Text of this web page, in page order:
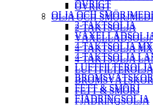
ÖVRIGT
OLJA OCH
2-TAKTSOLJA
4-TAKTSOLJA MX
4-TAKTSOLJA
BROMSVÄTSKOR
FETT & SMÖRJ
FJÄDRINGSOLJA
ÖVRIGT
OLJA OCH
2-TAKTSOLJA
4-TAKTSOLJA MX
4-TAKTSOLJA
BROMSVÄTSKOR
FETT & SMÖRJ
FJÄDRINGSOLJA